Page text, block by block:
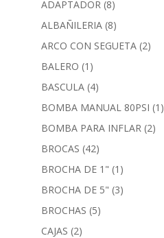
ADAPTADOR (8)
ALBAÑILERIA (8)
ARCO CON SEGUETA (2)
BALERO (1)
BASCULA (4)
BOMBA MANUAL 80PSI (1)
BOMBA PARA INFLAR (2)
BROCAS (42)
BROCHA DE 1" (1)
BROCHA DE 5" (3)
BROCHAS (5)
CAJAS (2)